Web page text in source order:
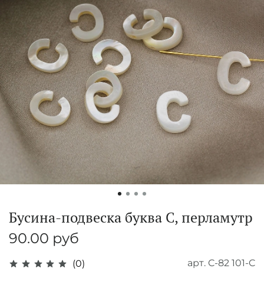
(0) арт. C-82 101-C
Бусина-подвеска буква C, перламутр
90.00 руб